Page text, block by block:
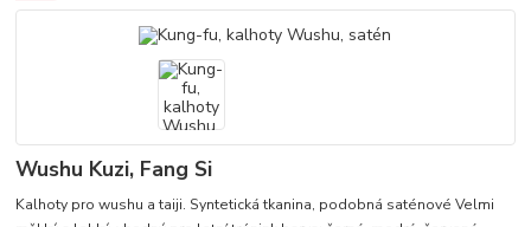
Wushu Kuzi, Fang Si
Kalhoty pro wushu a taiji. Syntetická tkanina, podobná saténové Velmi